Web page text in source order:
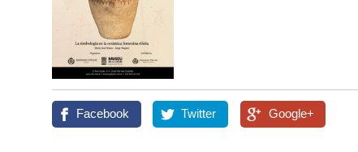
Facebook Twitter Google+